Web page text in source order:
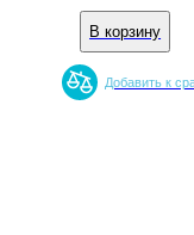
В корзину
Добавить к